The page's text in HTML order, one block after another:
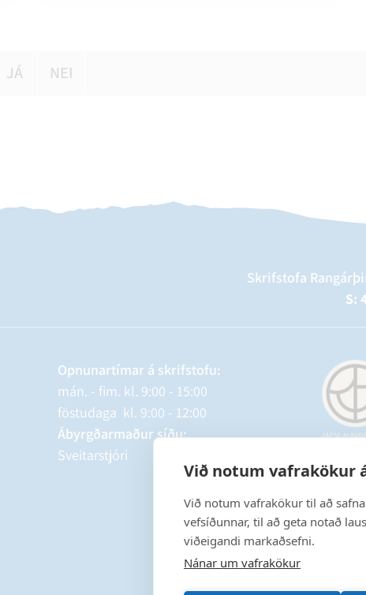
Við notum vafrakökur
Við notum vafrakökur til að
vefsíðunnar, til að geta notað
viðeigandi markaðsefni.
Nánar um vafrakökur
JÁ NEI
Skrifstofa
S:
Opnunartímar á skrifstofu:
mán. - fim. kl. 9:00 - 15:00
föstudaga kl. 9:00 - 12:00
Ábyrgðarmaður síðu:
Sveitarstjóri